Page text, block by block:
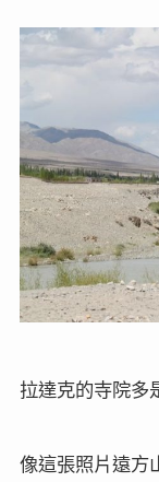
拉達克的寺院多
像這張照片遠方